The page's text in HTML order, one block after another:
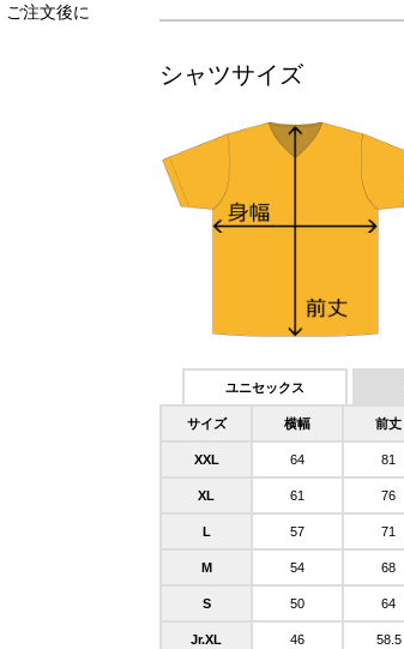
注文後に
シャツサイズ
ユニセックス
サイズ 横幅 前丈
XXL 64 81
XL 61 76
L 57 71
M 54 68
S 50 64
Jr.XL 46 58.5